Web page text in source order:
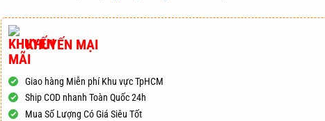
KHUYẾN MẠI
Giao hàng Miễn phí Khu vực TpHCM
Ship COD nhanh Toàn Quốc 24h
Mua Số Lượng Có Giá Siêu Tốt